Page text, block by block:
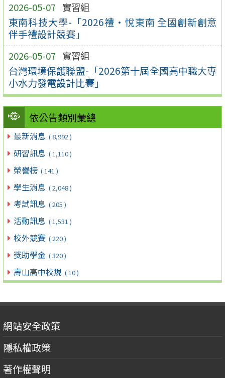
2026-05-07 實習組
東南科技大學-「2026禮•悅東南 全國創新創意
伴手禮設計競賽」
2026-05-07 實習組
台灣環境保護聯盟-「2026第十屆全國高中職大專
小水力發電設計比賽」
依公告類別彙總
最新消息 ( 8,992 )
研習訊息 ( 1,110 )
榮譽榜 ( 141 )
學生消息 ( 2,048 )
考試訊息 ( 205 )
活動訊息 ( 1,531 )
校外競賽 ( 220 )
獎助學金 ( 320 )
壽山高中校規 ( 10 )
網站安全政策
隱私權政策
著作權聲明